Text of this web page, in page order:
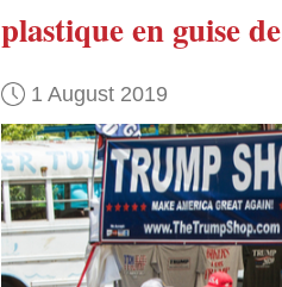
plastiqueen guise
1 August 2019